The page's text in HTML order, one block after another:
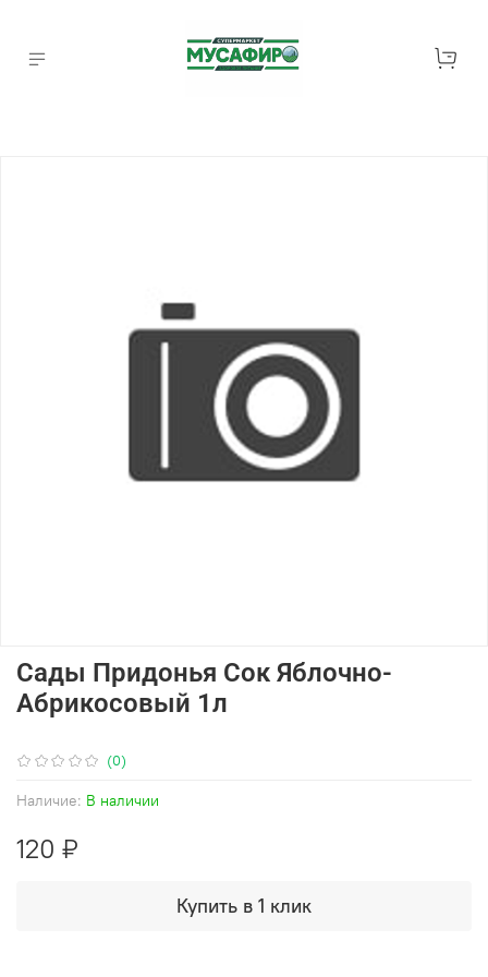
(0)
Наличие: В наличии
Сады Придонья Сок Яблочно-
Абрикосовый 1л
120 ₽
Купить в 1 клик